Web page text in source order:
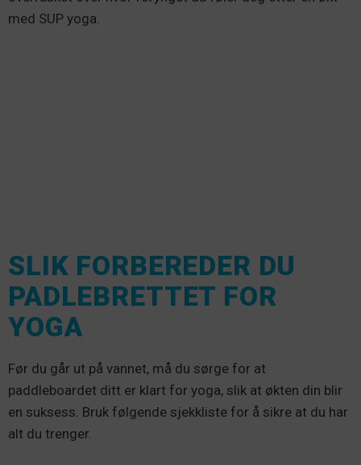
med SUP yoga.
SLIK FORBEREDER DU
PADLEBRETTET FOR
YOGA
Før du går ut på vannet, må du sørge for at
paddleboardet ditt er klart for yoga, slik at økten din blir
en suksess. Bruk følgende sjekkliste for å sikre at du har
alt du trenger.